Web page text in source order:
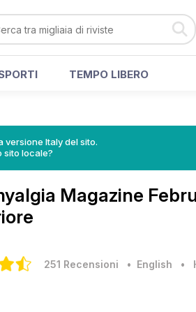
TEMPO LIBERO
versione Italy del sito.
sito locale?
Magazine
251 Recensioni • English •